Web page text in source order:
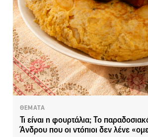
ΘΕΜΑΤΑ
Τι είναι η φουρτάλια; Το
Άνδρου που οι ντόπιοι δεν λένε